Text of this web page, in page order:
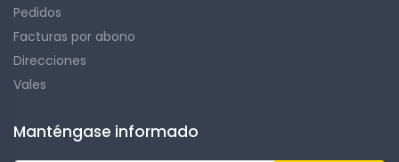
Pedidos
Facturas por abono
Direcciones
Vales
Manténgase informado